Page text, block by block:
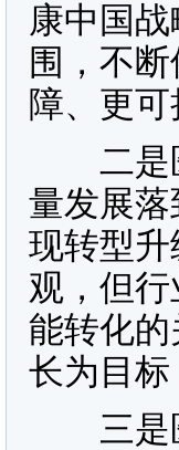
康中国
围，不
障、更
二是医
量发展
现转型
观，但
能转化
长为目
三是医